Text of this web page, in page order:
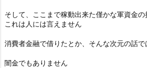
そして、ここまで稼動出来た僅かな軍資金の
これは人には言えません
消費者金融で借りたとか、そんな次元の話で
闇金でもありません